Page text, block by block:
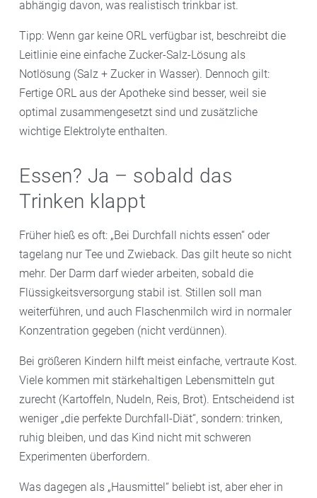
abhängig davon, was realistisch trinkbar ist.
Tipp: Wenn gar keine ORL verfügbar ist, beschreibt die
Leitlinie eine einfache Zucker-Salz-Lösung als
Notlösung (Salz + Zucker in Wasser). Dennoch gilt:
Fertige ORL aus der Apotheke sind besser, weil sie
optimal zusammengesetzt sind und zusätzliche
wichtige Elektrolyte enthalten.
Essen? Ja – sobald das
Trinken klappt
Früher hieß es oft: „Bei Durchfall nichts essen“ oder
tagelang nur Tee und Zwieback. Das gilt heute so nicht
mehr. Der Darm darf wieder arbeiten, sobald die
Flüssigkeitsversorgung stabil ist. Stillen soll man
weiterführen, und auch Flaschenmilch wird in normaler
Konzentration gegeben (nicht verdünnen).
Bei größeren Kindern hilft meist einfache, vertraute Kost.
Viele kommen mit stärkehaltigen Lebensmitteln gut
zurecht (Kartoffeln, Nudeln, Reis, Brot). Entscheidend ist
weniger „die perfekte Durchfall-Diät“, sondern: trinken,
ruhig bleiben, und das Kind nicht mit schweren
Experimenten überfordern.
Was dagegen als „Hausmittel“ beliebt ist, aber eher in